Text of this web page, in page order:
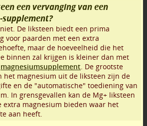
een vervanging van een
De liksteen biedt een prima
voor paarden met een extra
maar de hoeveelheid die het
binnen zal krijgen is kleiner dan met
magnesiumsupplement. De grootste
het magnesium uit de liksteen zijn de
en de "automatische" toediening van
In grensgevallen kan de Mg+ liksteen
extra magnesium bieden waar het
aan heeft.